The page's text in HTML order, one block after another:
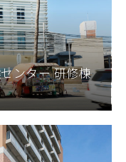
ンター 研修棟